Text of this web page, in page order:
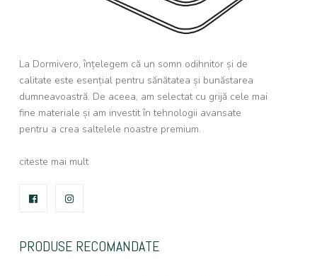
La Dormivero, înțelegem că un somn odihnitor și de
calitate este esențial pentru sănătatea și bunăstarea
dumneavoastră. De aceea, am selectat cu grijă cele mai
fine materiale și am investit în tehnologii avansate
pentru a crea saltelele noastre premium.
citeste mai mult
FACEBOOK
PRODUSE RECOMANDATE